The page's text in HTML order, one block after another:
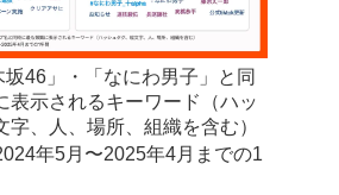
46」・「なにわ男子」と同
表示されるキーワード（ハッ
字、人、場所、組織を含む）
年5月〜2025年4月までの1